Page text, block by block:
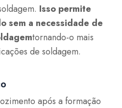
Isso permite
sem a necessidade de
tornando-o mais
de soldagem.
após a formação